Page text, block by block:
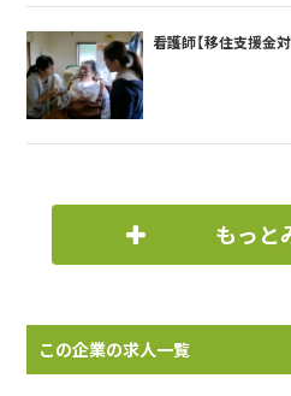
看護師【移住支援金対
もっと
この企業の求人一覧